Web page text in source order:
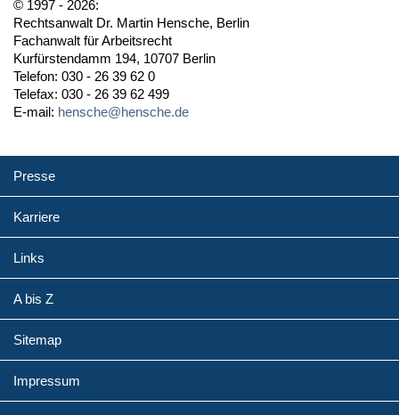
© 1997 - 2026:
Rechtsanwalt Dr. Martin Hensche, Berlin
Fachanwalt für Arbeitsrecht
Kurfürstendamm 194, 10707 Berlin
Telefon: 030 - 26 39 62 0
Telefax: 030 - 26 39 62 499
E-mail: hensche@hensche.de
Presse
Karriere
Links
A bis Z
Sitemap
Impressum